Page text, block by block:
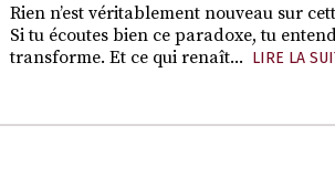
Rien n’est véritablement nouveau sur
Si tu écoutes bien ce paradoxe, tu
transforme. Et ce qui renaît... LIRE LA